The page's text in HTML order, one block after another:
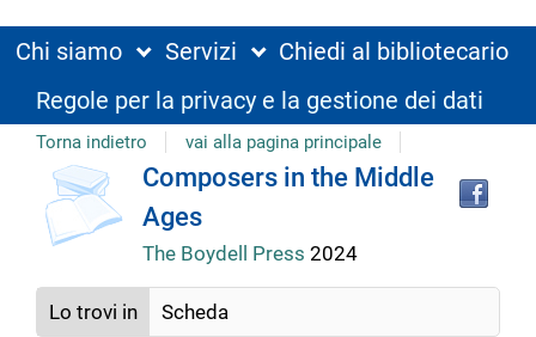
Chi siamo Servizi
Chiedi al bibliotecario
Regole per la privacy e la gestione dei dati
Torna indietro vai alla pagina principale
Dettaglio
del
documento
Composers in the Middle
Ages
The Boydell Press 2024
Lo trovi in Scheda